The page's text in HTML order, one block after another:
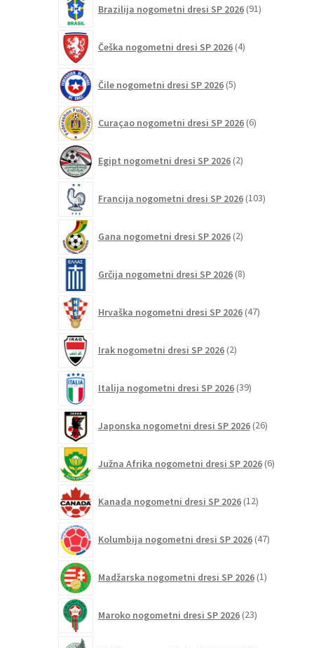
Brazilija nogometni dresi SP 2026 91izdelkov
Češka nogometni dresi SP 2026 4izdelki
Čile nogometni dresi SP 2026 5izdelkov
Curaçao nogometni dresi SP 2026 6izdelkov
Egipt nogometni dresi SP 2026 2izdelka
Francija nogometni dresi SP 2026 103izdelki
Gana nogometni dresi SP 2026 2izdelka
Grčija nogometni dresi SP 2026 8izdelkov
Hrvaška nogometni dresi SP 2026 47izdelkov
Irak nogometni dresi SP 2026 2izdelka
Italija nogometni dresi SP 2026 39izdelkov
Japonska nogometni dresi SP 2026 26izdelkov
Južna Afrika nogometni dresi SP 2026 6izdelkov
Kanada nogometni dresi SP 2026 12izdelkov
Kolumbija nogometni dresi SP 2026 47izdelkov
Madžarska nogometni dresi SP 2026 1izdelek
Maroko nogometni dresi SP 2026 23izdelkov